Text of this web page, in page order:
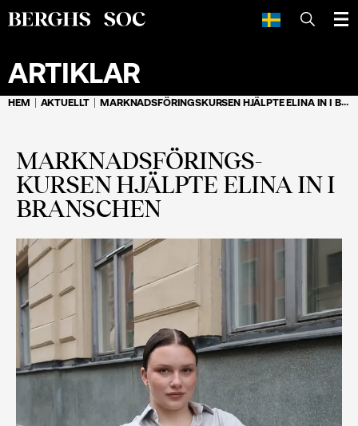
SÖK
ARTIKLAR
HEM AKTUELLT MARKNADSFÖRINGS­KURSEN HJÄLPTE ELINA IN I BRANSCHEN
MARKNADSFÖRINGS­
KURSEN HJÄLPTE ELINA IN I
BRANSCHEN